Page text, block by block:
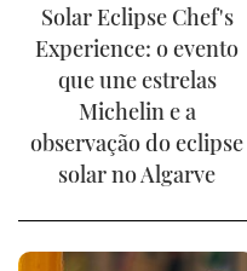
Solar Eclipse Chef's
Experience: o evento
que une estrelas
Michelin e a
observação do eclipse
solar no Algarve